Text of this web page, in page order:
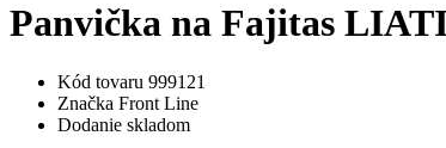
Panvička na Fajitas
Kód tovaru 999121
Značka Front Line
Dodanie skladom